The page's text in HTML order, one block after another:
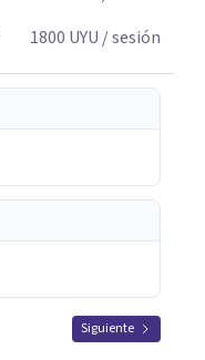
1800 UYU / sesión
Siguiente